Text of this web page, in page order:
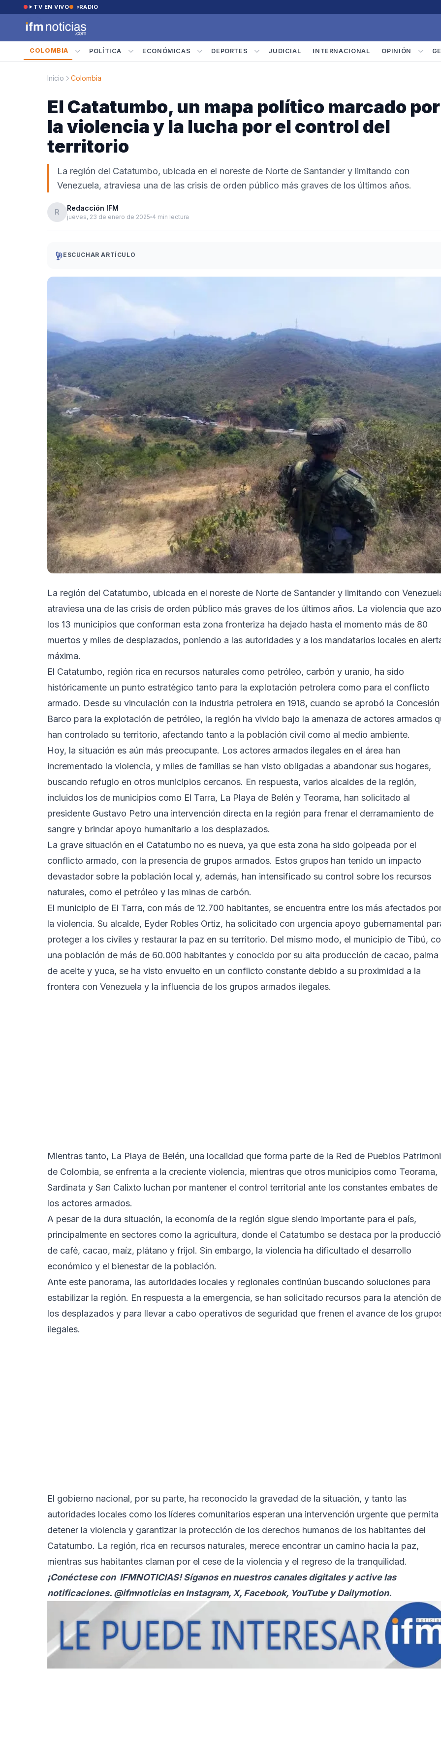
Saltar al contenido
TV EN VIVO RADIO
COLOMBIA POLÍTICA ECONÓMICAS DEPORTES JUDICIAL INTERNACIONAL OPINIÓN
Inicio Colombia
El Catatumbo, un mapa político marcado por
la violencia y la lucha por el control del
territorio
La región del Catatumbo, ubicada en el noreste de Norte de Santander y limitando con
Venezuela, atraviesa una de las crisis de orden público más graves de los últimos años.
R Redacción IFM
jueves, 23 de enero de 2025 4 min lectura
ESCUCHAR ARTÍCULO
La región del Catatumbo, ubicada en el noreste de Norte de Santander y limitando con
atraviesa una de las crisis de orden público más graves de los últimos años. La violencia que
los 13 municipios que conforman esta zona fronteriza ha dejado hasta el momento más de 80
muertos y miles de desplazados, poniendo a las autoridades y a los mandatarios locales en
máxima.
El Catatumbo, región rica en recursos naturales como petróleo, carbón y uranio, ha sido
históricamente un punto estratégico tanto para la explotación petrolera como para el conflicto
armado. Desde su vinculación con la industria petrolera en 1918, cuando se aprobó la Concesión
Barco para la explotación de petróleo, la región ha vivido bajo la amenaza de actores armados
han controlado su territorio, afectando tanto a la población civil como al medio ambiente.
Hoy, la situación es aún más preocupante. Los actores armados ilegales en el área han
incrementado la violencia, y miles de familias se han visto obligadas a abandonar sus hogares,
buscando refugio en otros municipios cercanos. En respuesta, varios alcaldes de la región,
incluidos los de municipios como El Tarra, La Playa de Belén y Teorama, han solicitado al
presidente Gustavo Petro una intervención directa en la región para frenar el derramamiento de
sangre y brindar apoyo humanitario a los desplazados.
La grave situación en el Catatumbo no es nueva, ya que esta zona ha sido golpeada por el
conflicto armado, con la presencia de grupos armados. Estos grupos han tenido un impacto
devastador sobre la población local y, además, han intensificado su control sobre los recursos
naturales, como el petróleo y las minas de carbón.
El municipio de El Tarra, con más de 12.700 habitantes, se encuentra entre los más afectados
la violencia. Su alcalde, Eyder Robles Ortiz, ha solicitado con urgencia apoyo gubernamental
proteger a los civiles y restaurar la paz en su territorio. Del mismo modo, el municipio de Tibú,
una población de más de 60.000 habitantes y conocido por su alta producción de cacao, palma
de aceite y yuca, se ha visto envuelto en un conflicto constante debido a su proximidad a la
frontera con Venezuela y la influencia de los grupos armados ilegales.
Mientras tanto, La Playa de Belén, una localidad que forma parte de la Red de Pueblos
de Colombia, se enfrenta a la creciente violencia, mientras que otros municipios como Teorama,
Sardinata y San Calixto luchan por mantener el control territorial ante los constantes embates de
los actores armados.
A pesar de la dura situación, la economía de la región sigue siendo importante para el país,
principalmente en sectores como la agricultura, donde el Catatumbo se destaca por la
de café, cacao, maíz, plátano y frijol. Sin embargo, la violencia ha dificultado el desarrollo
económico y el bienestar de la población.
Ante este panorama, las autoridades locales y regionales continúan buscando soluciones para
estabilizar la región. En respuesta a la emergencia, se han solicitado recursos para la atención de
los desplazados y para llevar a cabo operativos de seguridad que frenen el avance de los
ilegales.
El gobierno nacional, por su parte, ha reconocido la gravedad de la situación, y tanto las
autoridades locales como los líderes comunitarios esperan una intervención urgente que permita
detener la violencia y garantizar la protección de los derechos humanos de los habitantes del
Catatumbo. La región, rica en recursos naturales, merece encontrar un camino hacia la paz,
mientras sus habitantes claman por el cese de la violencia y el regreso de la tranquilidad.
¡Conéctese con IFMNOTICIAS! Síganos en nuestros canales digitales y active las
notificaciones. @ifmnoticias en Instagram, X, Facebook, YouTube y Dailymotion.